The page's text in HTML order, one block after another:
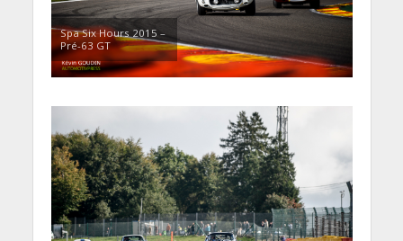
Spa Six Hours 2015 –
Pré-63 GT